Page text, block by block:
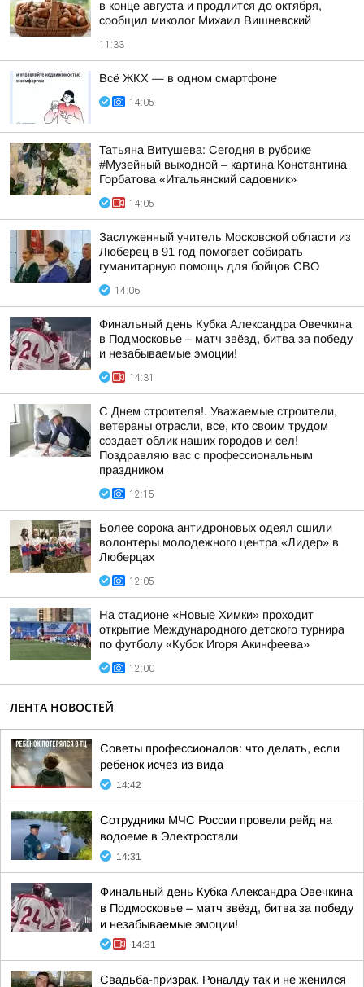
в конце августа и продлится до октября,
сообщил миколог Михаил Вишневский
11:33
Всё ЖКХ — в одном смартфоне
14:05
Татьяна Витушева: Сегодня в рубрике
#Музейный выходной – картина Константина
Горбатова «Итальянский садовник»
14:05
Заслуженный учитель Московской области из
Люберец в 91 год помогает собирать
гуманитарную помощь для бойцов СВО
14:06
Финальный день Кубка Александра Овечкина
в Подмосковье – матч звёзд, битва за победу
и незабываемые эмоции!
14:31
С Днем строителя!. Уважаемые строители,
ветераны отрасли, все, кто своим трудом
создает облик наших городов и сел!
Поздравляю вас с профессиональным
праздником
12:15
Более сорока антидроновых одеял сшили
волонтеры молодежного центра «Лидер» в
Люберцах
12:05
На стадионе «Новые Химки» проходит
открытие Международного детского турнира
по футболу «Кубок Игоря Акинфеева»
12:00
ЛЕНТА НОВОСТЕЙ
Советы профессионалов: что делать, если
ребенок исчез из вида
14:42
Сотрудники МЧС России провели рейд на
водоеме в Электростали
14:31
Финальный день Кубка Александра Овечкина
в Подмосковье – матч звёзд, битва за победу
и незабываемые эмоции!
14:31
Свадьба-призрак. Роналду так и не женился